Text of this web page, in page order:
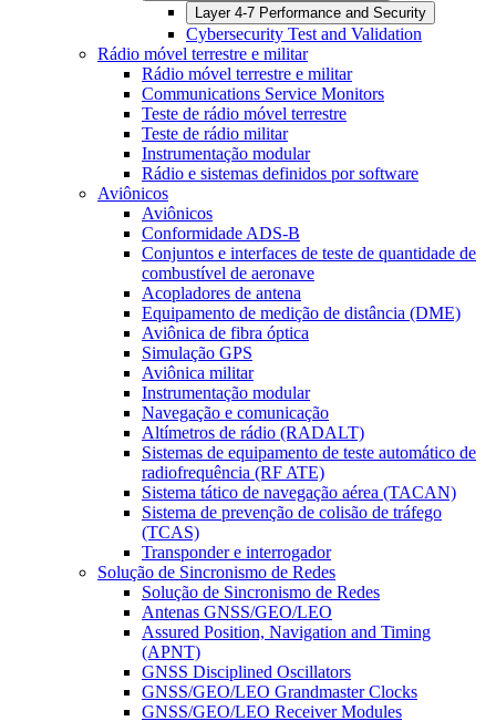
Layer 4-7 Performance and Security
Cybersecurity Test and Validation
Rádio móvel terrestre e militar
Rádio móvel terrestre e militar
Communications Service Monitors
Teste de rádio móvel terrestre
Teste de rádio militar
Instrumentação modular
Rádio e sistemas definidos por software
Aviônicos
Aviônicos
Conformidade ADS-B
Conjuntos e interfaces de teste de quantidade de
combustível de aeronave
Acopladores de antena
Equipamento de medição de distância (DME)
Aviônica de fibra óptica
Simulação GPS
Aviônica militar
Instrumentação modular
Navegação e comunicação
Altímetros de rádio (RADALT)
Sistemas de equipamento de teste automático de
radiofrequência (RF ATE)
Sistema tático de navegação aérea (TACAN)
Sistema de prevenção de colisão de tráfego
(TCAS)
Transponder e interrogador
Solução de Sincronismo de Redes
Solução de Sincronismo de Redes
Antenas GNSS/GEO/LEO
Assured Position, Navigation and Timing
(APNT)
GNSS Disciplined Oscillators
GNSS/GEO/LEO Grandmaster Clocks
GNSS/GEO/LEO Receiver Modules